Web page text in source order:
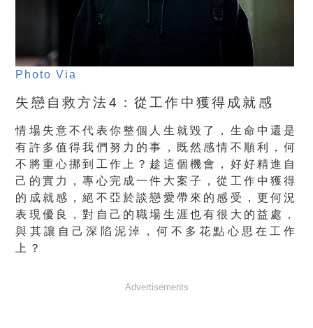
Photo Via
失戀自救方法4：從工作中獲得成就感
情場失意不代表你整個人生就毀了，生命中還是
有許多值得我們努力的事，既然感情不順利，何
不將重心挪到工作上？趁這個機會，好好精進自
己的實力，專心完成一件大案子，從工作中獲得
的成就感，絕不亞於談戀愛帶來的感受，更何況
表現優良，對自己的職場生涯也有很大的益處，
與其讓自己深陷泥淖，何不多花點心思在工作
上？
Advertisements